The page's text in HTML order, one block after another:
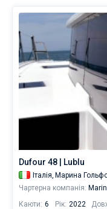
Dufour 48 | Lublu
Італія, Марина
Чартерна компанія:
Каюти: 6 Рік: 2022